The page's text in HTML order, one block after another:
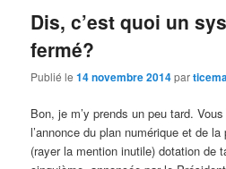
Dis, c’est quoi un
fermé?
Publié le14 novembre 2014par
Bon, je m’y prends un peu tard.
l’annonce du plan numérique et de
(rayer la mention inutile) dotation de